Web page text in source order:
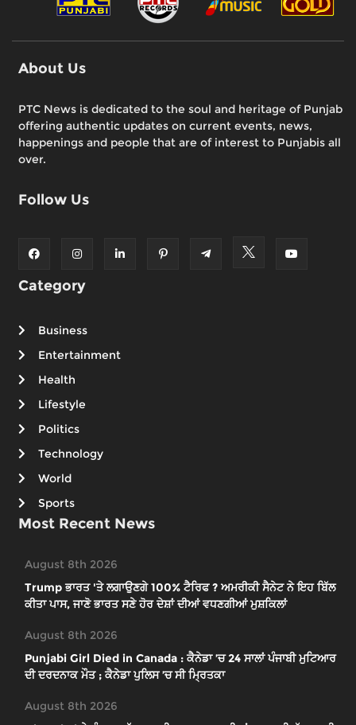
About Us
PTC News is dedicated to the soul and heritage of Punjab
offering authentic updates on current events, news,
happenings and people that are of interest to Punjabis all
over.
Follow Us
Category
Business
Entertainment
Health
Lifestyle
Politics
Technology
World
Sports
Most Recent News
August 8th 2026
Trump ਭਾਰਤ 'ਤੇ ਲਗਾਉਣਗੇ 100% ਟੈਰਿਫ ? ਅਮਰੀਕੀ ਸੈਨੇਟ ਨੇ ਇਹ ਬਿੱਲ
ਕੀਤਾ ਪਾਸ, ਜਾਣੋ ਭਾਰਤ ਸਣੇ ਹੋਰ ਦੇਸ਼ਾਂ ਦੀਆਂ ਵਧਣਗੀਆਂ ਮੁਸ਼ਕਿਲਾਂ
August 8th 2026
Punjabi Girl Died in Canada : ਕੈਨੇਡਾ ’ਚ 24 ਸਾਲਾਂ ਪੰਜਾਬੀ ਮੁਟਿਆਰ
ਦੀ ਦਰਦਨਾਕ ਮੌਤ ; ਕੈਨੇਡਾ ਪੁਲਿਸ ’ਚ ਸੀ ਮ੍ਰਿਤਕਾ
August 8th 2026